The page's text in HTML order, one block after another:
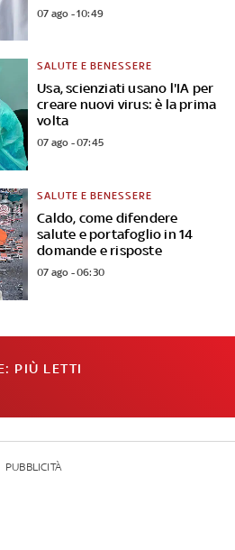
07 ago - 10:49
Usa, scienziati usano l'IA per
creare nuovi virus: è la prima
volta
SALUTE E BENESSERE
07 ago - 07:45
Caldo, come difendere
salute e portafoglio in 14
domande e risposte
SALUTE E BENESSERE
07 ago - 06:30
PIÙ LETTI
PUBBLICITÀ